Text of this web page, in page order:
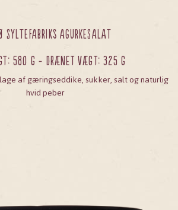
SYLTEFABRIKs AGURKESALAT
580 g - Drænet vægt: 325 g
af gæringseddike, sukker, salt og naturlig
hvid peber